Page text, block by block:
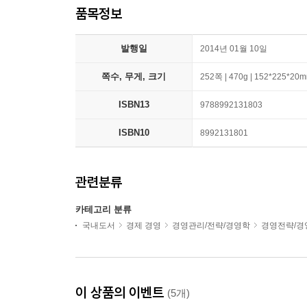
품목정보
발행일 2014년 01월 10일
쪽수, 무게, 크기 252쪽 | 470g |
ISBN13 9788992131803
ISBN10 8992131801
관련분류
카테고리 분류
국내도서 경제 경영 경영관리/전략/경영학 경영전략/경
이 상품의 이벤트 (5개)